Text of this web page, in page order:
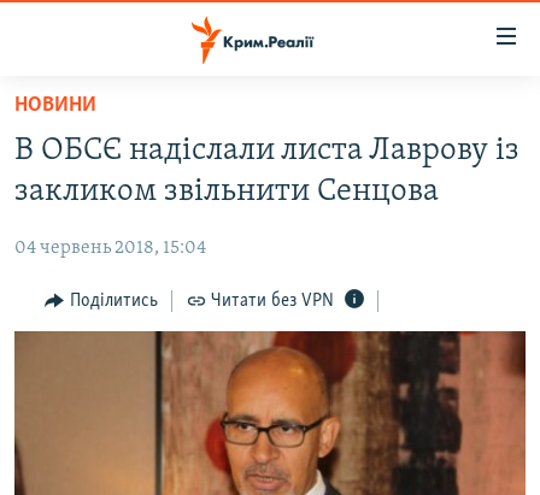
Перейти
основного
матеріалу
до
навігації
Перейти
ПОЛІТИКА
БЛОГИ
СПЕЦПРОЕКТИ
НОВИНИ
В ОБСЄ надіслали листа Лаврову із
закликом звільнити Сенцова
04 червень 2018, 15:04
Поділитись Читати без VPN